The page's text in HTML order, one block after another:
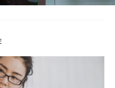
e
t
i
v